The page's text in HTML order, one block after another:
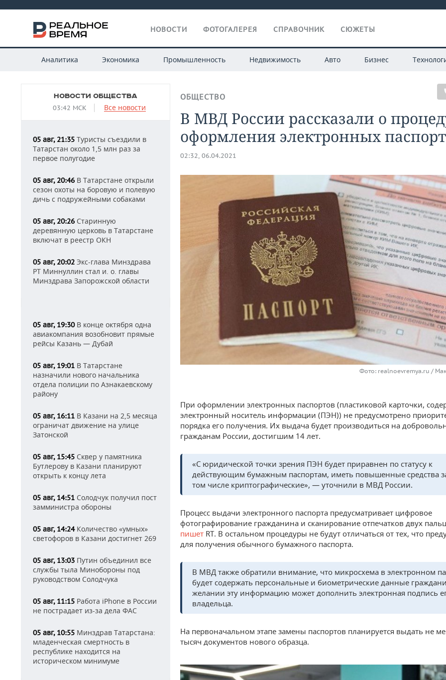
НОВОСТИ ФОТОГАЛЕРЕЯ СПРАВОЧНИК СЮЖЕТЫ
Аналитика Экономика Промышленность Недвижимость Авто Бизнес
НОВОСТИ ОБЩЕСТВА
03:42 МСК Все новости
05 авг, 21:35 Туристы съездили в
Татарстан около 1,5 млн раз за
первое полугодие
05 авг, 20:46 В Татарстане открыли
сезон охоты на боровую и полевую
дичь с подружейными собаками
05 авг, 20:26 Старинную
деревянную церковь в Татарстане
включат в реестр ОКН
05 авг, 20:02 Экс-глава Минздрава
РТ Миннуллин стал и. о. главы
Минздрава Запорожской области
05 авг, 19:30В конце октября одна
авиакомпания возобновит прямые
рейсы Казань — Дубай
05 авг, 19:01 В Татарстане
назначили нового начальника
отдела полиции по Азнакаевскому
району
05 авг, 16:11 В Казани на 2,5 месяца
ограничат движение на улице
Затонской
05 авг, 15:45 Сквер у памятника
Бутлерову в Казани планируют
открыть к концу лета
05 авг, 14:51 Солодчук получил пост
замминистра обороны
05 авг, 14:24Количество «умных»
светофоров в Казани достигнет 269
05 авг, 13:03 Путин объединил все
службы тыла Минобороны под
руководством Солодчука
05 авг, 11:15 Работа iPhone в России
не пострадает из-за дела ФАС
05 авг, 10:55 Минздрав Татарстана:
младенческая смертность в
республике находится на
историческом минимуме
ОБЩЕСТВО
В МВД России рассказали о
оформления электронных
02:32, 06.04.2021
Фото: realnoevremya.ru /
При оформлении электронных паспортов (пластиковой карточки,
электронный носитель информации (ПЭН)) не предусмотрено
порядка его получения. Их выдача будет производиться на
гражданам России, достигшим 14 лет.
«С юридической точки зрения ПЭН будет приравнен по статусу к
действующим бумажным паспортам, иметь повышенные средства
том числе криптографические», — уточнили в МВД России.
Процесс выдачи электронного паспорта предусматривает цифровое
фотографирование гражданина и сканирование отпечатков двух
пишет RT. В остальном процедуры не будут отличаться от тех, что
для получения обычного бумажного паспорта.
В МВД также обратили внимание, что микросхема в электронном
будет содержать персональные и биометрические данные
желании эту информацию может дополнить электронная подпись
владельца.
На первоначальном этапе замены паспортов планируется выдать не
тысяч документов нового образца.